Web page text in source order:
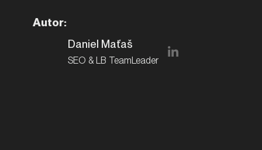
Autor:
Daniel Maťaš
SEO & LB TeamLeader